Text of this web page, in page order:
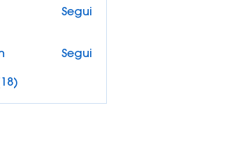
Segui
Segui